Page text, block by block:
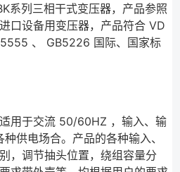
系列三相干式变压器，产品参照
口设备用变压器，产品符合 VD
、 GB5226 国际、国家标
用于交流 50/60HZ ，输入、输
供电场合。产品的各种输入、
，调节抽头位置，绕组容量分